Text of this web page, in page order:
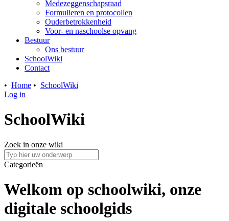
Medezeggenschapsraad
Formulieren en protocollen
Ouderbetrokkenheid
Voor- en naschoolse opvang
Bestuur
Ons bestuur
SchoolWiki
Contact
• Home • SchoolWiki
Log in
SchoolWiki
Zoek in onze wiki
Categorieën
Welkom op schoolwiki, onze
digitale schoolgids